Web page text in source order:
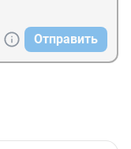
Отправить